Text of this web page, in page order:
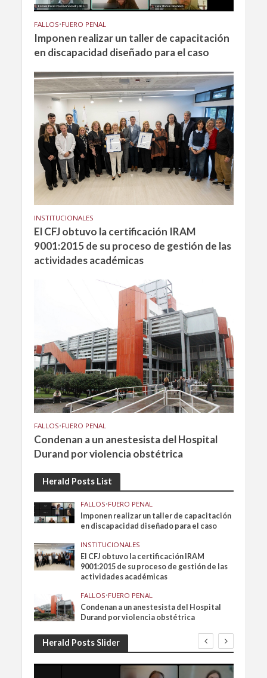
FALLOS•FUERO PENAL
Imponen realizar un taller de capacitación
en discapacidad diseñado para el caso
INSTITUCIONALES
El CFJ obtuvo la certificación IRAM
9001:2015 de su proceso de gestión de las
actividades académicas
FALLOS•FUERO PENAL
Condenan a un anestesista del Hospital
Durand por violencia obstétrica
Herald Posts List
FALLOS•FUERO PENAL
Imponen realizar un taller de capacitación
en discapacidad diseñado para el caso
INSTITUCIONALES
El CFJ obtuvo la certificación IRAM
9001:2015 de su proceso de gestión de las
actividades académicas
FALLOS•FUERO PENAL
Condenan a un anestesista del Hospital
Durand por violencia obstétrica
Herald Posts Slider